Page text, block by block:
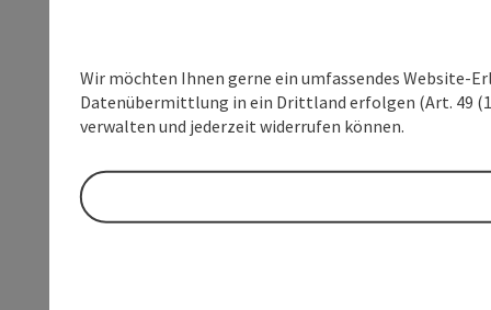
Wir möchten Ihnen gerne ein umfassendes Website-
Datenübermittlung in ein Drittland erfolgen (Art. 49
verwalten und jederzeit widerrufen können.